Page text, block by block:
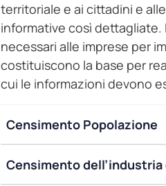
territoriale e ai cittadini e
informative così
necessari alle imprese per
costituiscono la base per
cui le informazioni devono
Censimento Popolazione
Censimento